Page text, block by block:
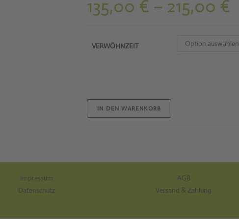
135,00 € – 215,00 €
VERWÖHNZEIT Option auswählen
IN DEN WARENKORB
Impressum
Datenschutz
AGB
Versand & Zahlung